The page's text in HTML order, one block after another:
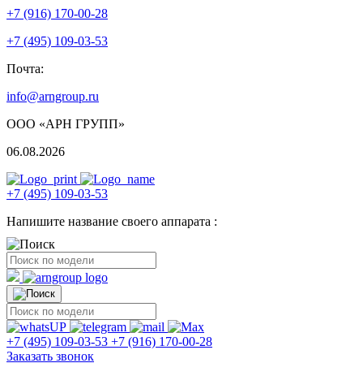
+7 (916) 170-00-28
+7 (495) 109-03-53
Почта:
info@arngroup.ru
ООО «АРН ГРУПП»
06.08.2026
+7 (495) 109-03-53
Напишите название своего аппарата :
+7 (495) 109-03-53 +7 (916) 170-00-28
Заказать звонок